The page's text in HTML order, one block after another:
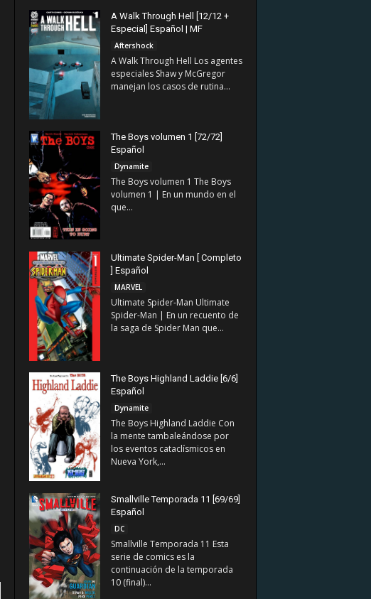
A Walk Through Hell [12/12 +
Especial] Español | MF
Aftershock
A Walk Through Hell Los agentes
especiales Shaw y McGregor
manejan los casos de rutina...
The Boys volumen 1 [72/72]
Español
Dynamite
The Boys volumen 1 The Boys
volumen 1 | En un mundo en el
que...
Ultimate Spider-Man [ Completo
] Español
MARVEL
Ultimate Spider-Man Ultimate
Spider-Man | En un recuento de
la saga de Spider Man que...
The Boys Highland Laddie [6/6]
Español
Dynamite
The Boys Highland Laddie Con
la mente tambaleándose por
los eventos cataclísmicos en
Nueva York,...
Smallville Temporada 11 [69/69]
Español
DC
Smallville Temporada 11 Esta
serie de comics es la
continuación de la temporada
10 (final)...